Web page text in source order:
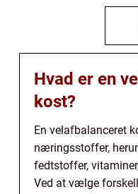
Hvad er en
kost?
En velafbalanceret
næringsstoffer,
fedtstoffer,
Ved at vælge